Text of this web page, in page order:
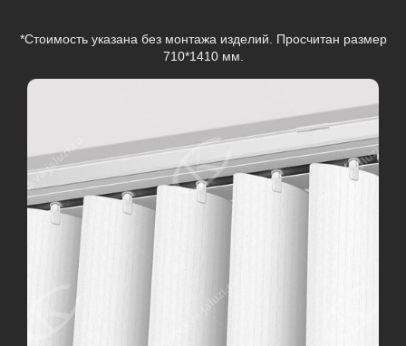
*Стоимость указана без монтажа изделий. Просчитан размер
710*1410 мм.